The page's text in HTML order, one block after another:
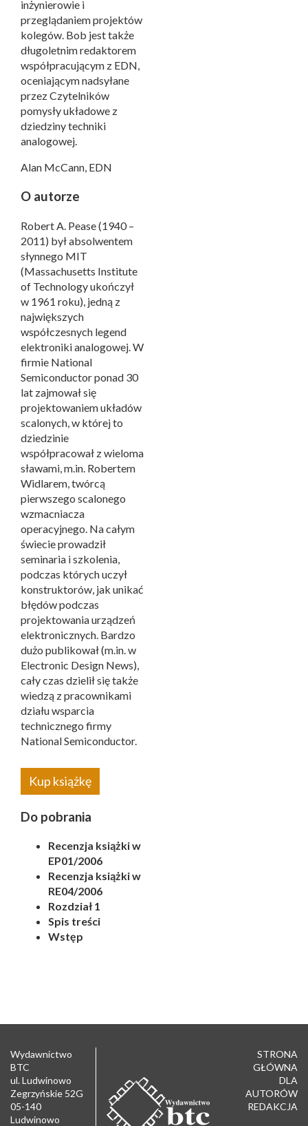
inżynierowie i
przeglądaniem projektów
kolegów. Bob jest także
długoletnim redaktorem
współpracującym z EDN,
oceniającym nadsyłane
przez Czytelników
pomysły układowe z
dziedziny techniki
analogowej.
Alan McCann, EDN
O autorze
Robert A. Pease (1940 –
2011) był absolwentem
słynnego MIT
(Massachusetts Institute
of Technology ukończył
w 1961 roku), jedną z
największych
współczesnych legend
elektroniki analogowej. W
firmie National
Semiconductor ponad 30
lat zajmował się
projektowaniem układów
scalonych, w której to
dziedzinie
współpracował z wieloma
sławami, m.in. Robertem
Widlarem, twórcą
pierwszego scalonego
wzmacniacza
operacyjnego. Na całym
świecie prowadził
seminaria i szkolenia,
podczas których uczył
konstruktorów, jak unikać
błędów podczas
projektowania urządzeń
elektronicznych. Bardzo
dużo publikował (m.in. w
Electronic Design News),
cały czas dzielił się także
wiedzą z pracownikami
działu wsparcia
technicznego firmy
National Semiconductor.
Kup książkę
Do pobrania
Recenzja książki w
EP01/2006
Recenzja książki w
RE04/2006
Rozdział 1
Spis treści
Wstęp
Wydawnictwo
BTC
ul. Ludwinowo
Zegrzyńskie 52G
05-140
Ludwinowo
STRONA
GŁÓWNA
DLA
AUTORÓW
REDAKCJA